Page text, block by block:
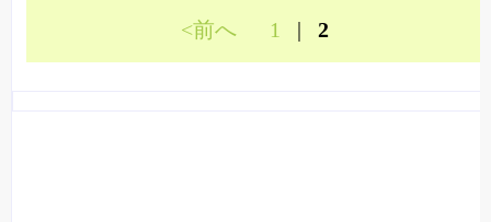
<前へ 1 | 2